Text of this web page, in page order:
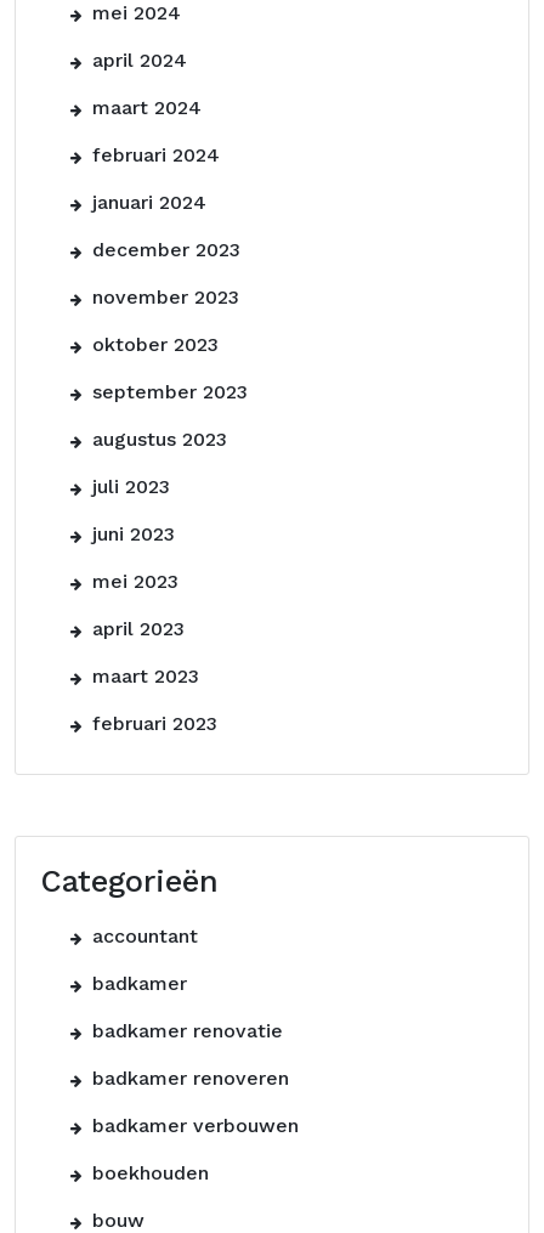
mei 2024
april 2024
maart 2024
februari 2024
januari 2024
december 2023
november 2023
oktober 2023
september 2023
augustus 2023
juli 2023
juni 2023
mei 2023
april 2023
maart 2023
februari 2023
Categorieën
accountant
badkamer
badkamer renovatie
badkamer renoveren
badkamer verbouwen
boekhouden
bouw